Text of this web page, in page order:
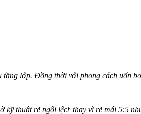
lớp. Đồng thời với phong cách uốn
kỹ thuật rẽ ngôi lệch thay vì rẽ mái 5:5